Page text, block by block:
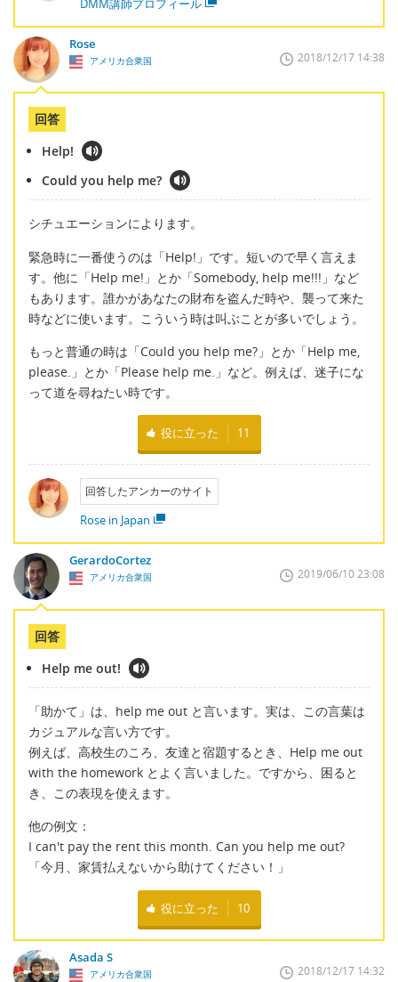
Rose
アメリカ合衆国 2018/12/17 14:38
回答
Help!
Could you help me?
シチュエーションによります。
緊急時に一番使うのは「Help!」です。短いので早く言えま
す。他に「Help me!」とか「Somebody, help me!!!」など
もあります。誰かがあなたの財布を盗んだ時や、襲って来た
時などに使います。こういう時は叫ぶことが多いでしょう。
もっと普通の時は「Could you help me?」とか「Help me,
please.」とか「Please help me.」など。例えば、迷子にな
って道を尋ねたい時です。
役に立った 11
回答したアンカーのサイト
Rose in Japan
GerardoCortez
アメリカ合衆国 2019/06/10 23:08
回答
Help me out!
「助かて」は、help me out と言います。実は、この言葉は
カジュアルな言い方です。
例えば、高校生のころ、友達と宿題するとき、Help me out
with the homework とよく言いました。ですから、困ると
き、この表現を使えます。
他の例文：
I can't pay the rent this month. Can you help me out?
「今月、家賃払えないから助けてください！」
役に立った 10
Asada S
アメリカ合衆国 2018/12/17 14:32